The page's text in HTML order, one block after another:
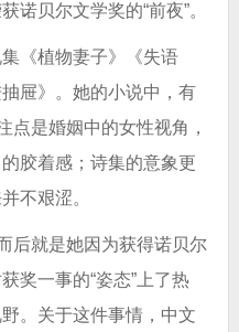
诺贝尔文学奖的“前夜”。
《植物妻子》《失语
屉》。她的小说中，有
点是婚姻中的女性视角，
胶着感；诗集的意象更
不艰涩。
后就是她因为获得诺贝尔
奖一事的“姿态”上了热
。关于这件事情，中文